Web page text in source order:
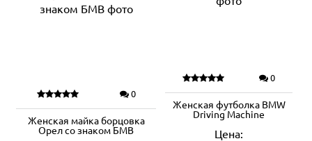
0
Женская майка борцовка
Орел со знаком БМВ
0
Женская футболка BMW
Driving Machine
Цена: